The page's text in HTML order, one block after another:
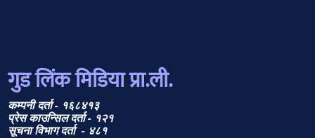
गुड लिंक मिडिया प्रा.ली.
कम्पनी दर्ता - १६८४१३
प्रेस काउन्सिल दर्ता - १२१
सूचना विभाग दर्ता - ४८१